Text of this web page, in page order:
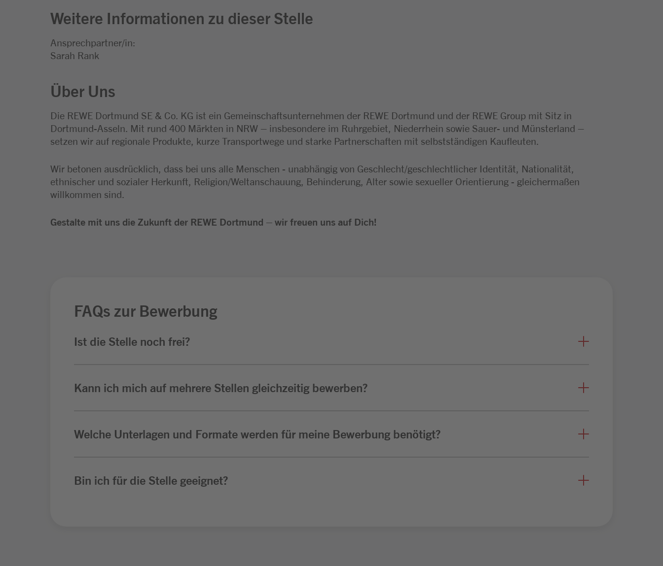
Weitere Informationen zu dieser Stelle
Ansprechpartner/in:
Sarah Rank
Über Uns
Die REWE Dortmund SE & Co. KG ist ein Gemeinschaftsunternehmen der REWE Dortmund und der REWE Group mit Sitz in
Dortmund-Asseln. Mit rund 400 Märkten in NRW – insbesondere im Ruhrgebiet, Niederrhein sowie Sauer- und Münsterland –
setzen wir auf regionale Produkte, kurze Transportwege und starke Partnerschaften mit selbstständigen Kaufleuten.
Wir betonen ausdrücklich, dass bei uns alle Menschen - unabhängig von Geschlecht/geschlechtlicher Identität, Nationalität,
ethnischer und sozialer Herkunft, Religion/Weltanschauung, Behinderung, Alter sowie sexueller Orientierung - gleichermaßen
willkommen sind.
Gestalte mit uns die Zukunft der REWE Dortmund – wir freuen uns auf Dich!
FAQs zur Bewerbung
Ist die Stelle noch frei?
Kann ich mich auf mehrere Stellen gleichzeitig bewerben?
Welche Unterlagen und Formate werden für meine Bewerbung benötigt?
Bin ich für die Stelle geeignet?